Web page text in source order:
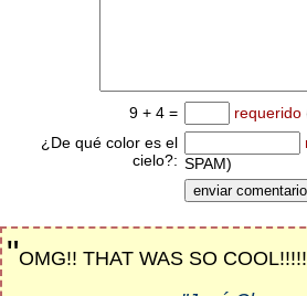
9 + 4 = requerido
¿De qué color es el
cielo?: SPAM)
"OMG!! THAT WAS SO